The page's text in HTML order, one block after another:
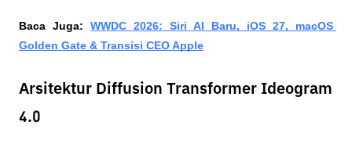
Baca Juga: WWDC 2026: Siri AI Baru, iOS 27, macOS
Golden Gate & Transisi CEO Apple
Arsitektur Diffusion Transformer Ideogram
4.0